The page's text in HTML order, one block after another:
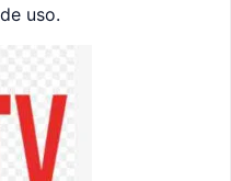
uso.